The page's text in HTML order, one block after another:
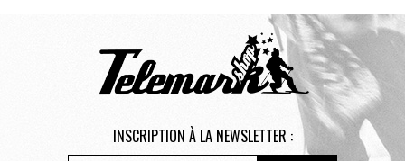
INSCRIPTION À LA NEWSLETTER :